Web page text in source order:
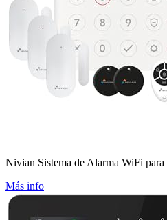
Nivian Sistema de Alarma WiFi para
Más info